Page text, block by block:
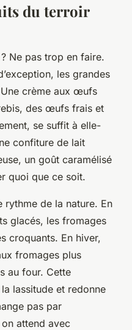
du terroir
Ne pas trop en faire.
les grandes
crème aux œufs
des œufs frais et
se suffit à elle-
confiture de lait
un goût caramélisé
quoi que ce soit.
rythme de la nature. En
glacés, les fromages
croquants. En hiver,
fromages plus
au four. Cette
lassitude et redonne
pas par
attend avec